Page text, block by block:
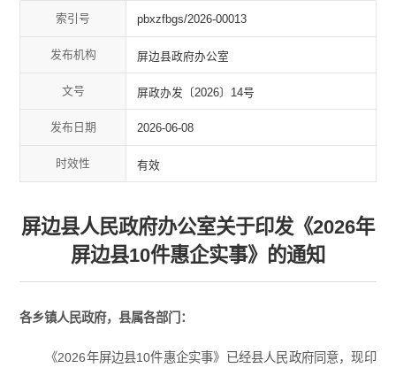
索引号 pbxzfbgs/2026-00013
发布机构 屏边县政府办公室
文号 屏政办发〔2026〕14号
发布日期 2026-06-08
时效性 有效
屏边县人民政府办公室关于印发《2026年
屏边县10件惠企实事》的通知
各乡镇人民政府，县属各部门：
《2026年屏边县10件惠企实事》已经县人民政府同意，现印